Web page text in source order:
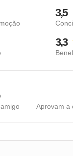
3,5
3,3
Aprovam a